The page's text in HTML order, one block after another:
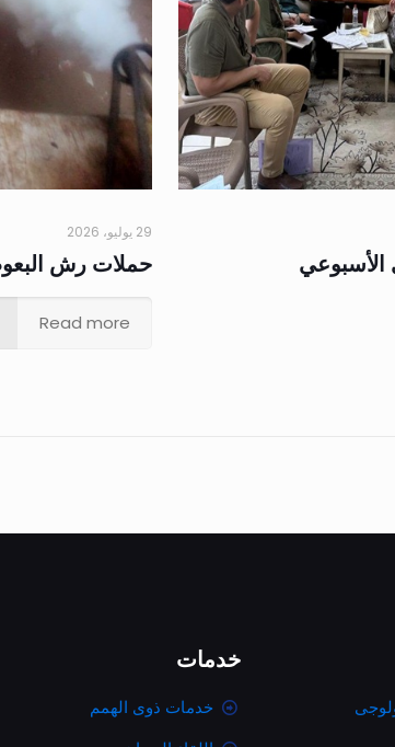
الأسبوعي
29 يوليو، 2026
حملات رش البعوض
Read more
خدمات
خدمات ذوى الهمم